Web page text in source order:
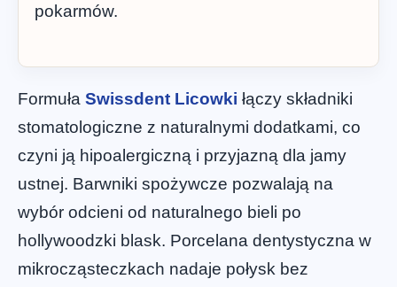
pokarmów.
Formuła Swissdent Licowki łączy składniki
stomatologiczne z naturalnymi dodatkami, co
czyni ją hipoalergiczną i przyjazną dla jamy
ustnej. Barwniki spożywcze pozwalają na
wybór odcieni od naturalnego bieli po
hollywoodzki blask. Porcelana dentystyczna w
mikrocząsteczkach nadaje połysk bez